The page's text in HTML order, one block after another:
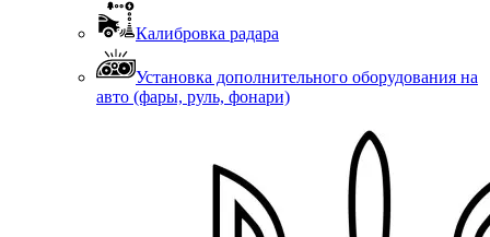
Калибровка радара
Установка дополнительного оборудования на
авто (фары, руль, фонари)